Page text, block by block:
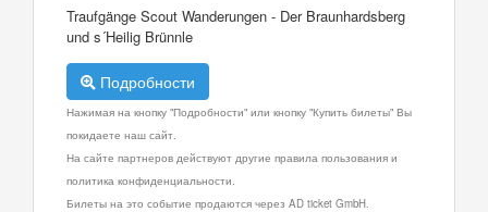
Traufgänge Scout Wanderungen - Der Braunhardsberg
und s´Heilig Brünnle
Подробности
Нажимая на кнопку "Подробности" или кнопку "Купить билеты" Вы
покидаете наш сайт.
На сайте партнеров действуют другие правила пользования и
политика конфиденциальности.
Билеты на это событие продаются через AD ticket GmbH.